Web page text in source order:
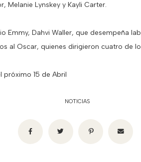
Melanie Lynskey y Kayli Carter.
Dahvi Waller, que desempeña
al Oscar, quienes dirigieron cuatro de
próximo 15 de Abril
NOTICIAS